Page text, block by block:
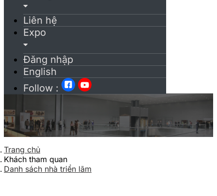
Liên hệ
Expo
Đăng nhập
English
Follow :
Trang chủ
Khách tham quan
Danh sách nhà triển lãm